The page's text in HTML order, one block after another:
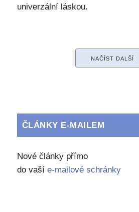
univerzální láskou.
NAČÍST DALŠÍ
ČLÁNKY E-MAILEM
Nové články přímo
do vaší e-mailové schránky